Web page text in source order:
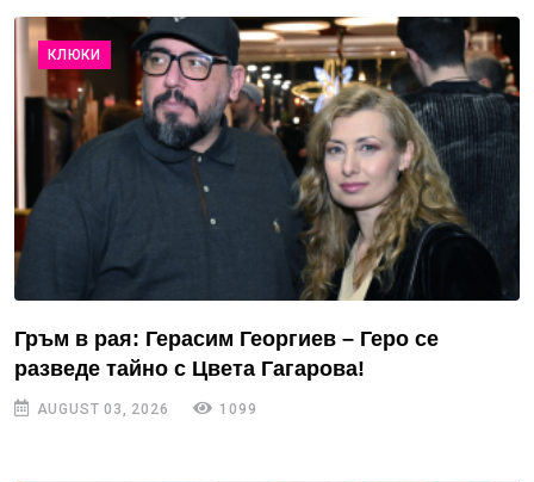
КЛЮКИ
Гръм в рая: Герасим Георгиев – Геро се
разведе тайно с Цвета Гагарова!
AUGUST 03, 2026 1099